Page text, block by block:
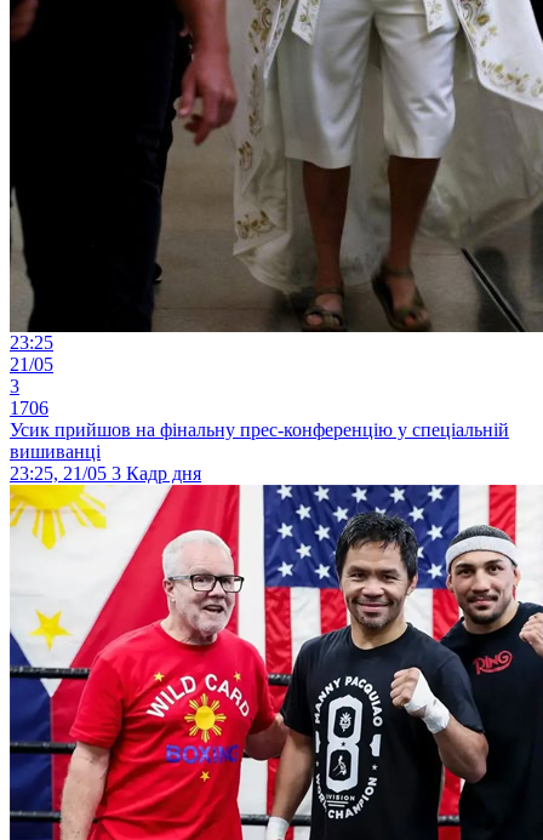
23:25
21/05
3
1706
Усик прийшов на фінальну прес-конференцію у спеціальній
вишиванці
23:25, 21/05 3 Кадр дня